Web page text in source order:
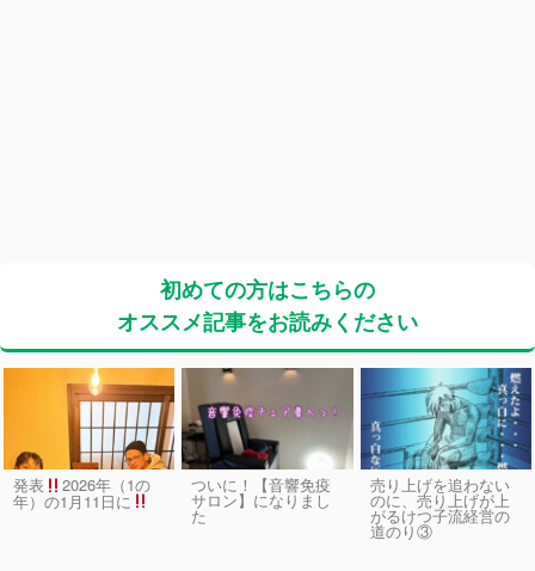
初めての方はこちらの
オススメ記事をお読みください
発表 2026年（1の
年）の1月11日に
ついに！【音響免疫
サロン】になりまし
た
売り上げを追わない
のに、売り上げが上
がるけつ子流経営の
道のり③